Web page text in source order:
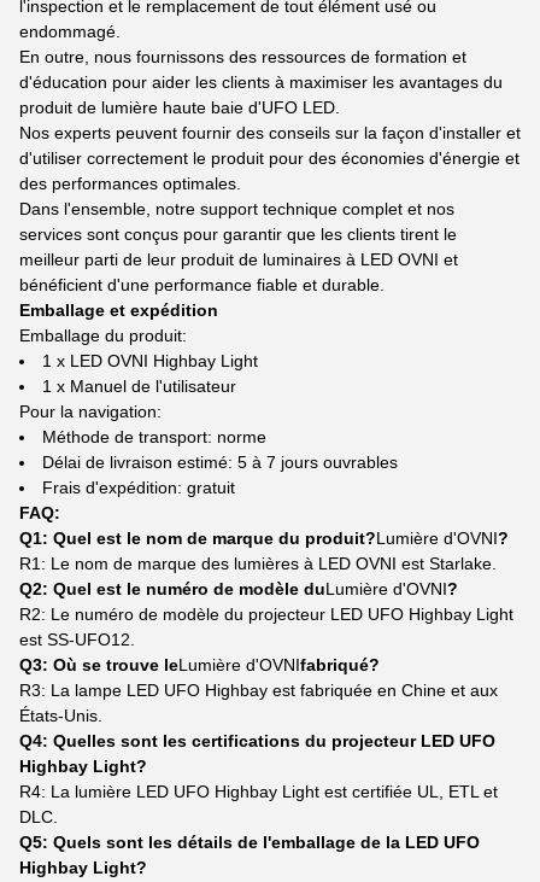
l'inspection et le remplacement de tout élément usé ou
endommagé.
En outre, nous fournissons des ressources de formation et
d'éducation pour aider les clients à maximiser les avantages du
produit de lumière haute baie d'UFO LED.
Nos experts peuvent fournir des conseils sur la façon d'installer et
d'utiliser correctement le produit pour des économies d'énergie et
des performances optimales.
Dans l'ensemble, notre support technique complet et nos
services sont conçus pour garantir que les clients tirent le
meilleur parti de leur produit de luminaires à LED OVNI et
bénéficient d'une performance fiable et durable.
Emballage et expédition
Emballage du produit:
1 x LED OVNI Highbay Light
1 x Manuel de l'utilisateur
Pour la navigation:
Méthode de transport: norme
Délai de livraison estimé: 5 à 7 jours ouvrables
Frais d'expédition: gratuit
FAQ:
Q1: Quel est le nom de marque du produit?Lumière d'OVNI?
R1: Le nom de marque des lumières à LED OVNI est Starlake.
Q2: Quel est le numéro de modèle duLumière d'OVNI?
R2: Le numéro de modèle du projecteur LED UFO Highbay Light
est SS-UFO12.
Q3: Où se trouve leLumière d'OVNIfabriqué?
R3: La lampe LED UFO Highbay est fabriquée en Chine et aux
États-Unis.
Q4: Quelles sont les certifications du projecteur LED UFO
Highbay Light?
R4: La lumière LED UFO Highbay Light est certifiée UL, ETL et
DLC.
Q5: Quels sont les détails de l'emballage de la LED UFO
Highbay Light?